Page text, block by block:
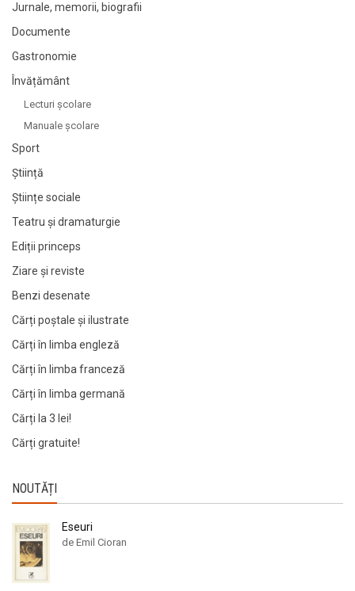
Jurnale, memorii, biografii
Documente
Gastronomie
Învățământ
Lecturi şcolare
Manuale şcolare
Sport
Știință
Științe sociale
Teatru și dramaturgie
Ediții princeps
Ziare şi reviste
Benzi desenate
Cărți poștale și ilustrate
Cărți în limba engleză
Cărți în limba franceză
Cărți în limba germană
Cărți la 3 lei!
Cărți gratuite!
NOUTĂȚI
Eseuri
de Emil Cioran